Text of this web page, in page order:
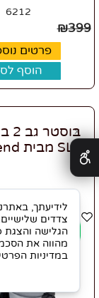
6212
₪399
פרטים
הוסף
SLIM מבית Baby Trend
✕
צדדים
הגלישה
מהווה את
במדיניות